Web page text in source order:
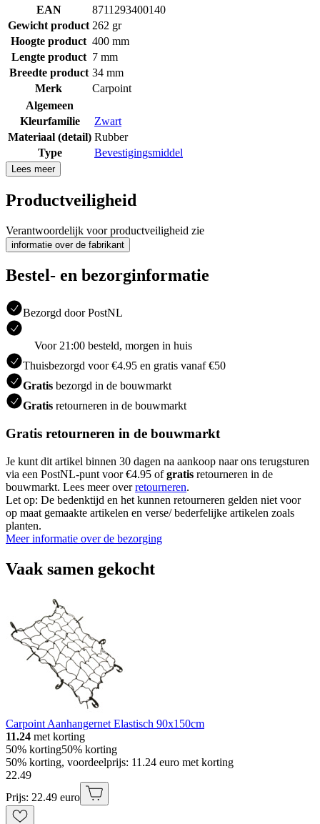
EAN
8711293400140
Gewicht product 262 gr
Hoogte product 400 mm
Lengte product 7 mm
Breedte product 34 mm
Merk
Carpoint
Algemeen
Kleurfamilie
Zwart
Materiaal (detail) Rubber
Type
Bevestigingsmiddel
Lees meer
Productveiligheid
Verantwoordelijk voor productveiligheid zie
informatie over de fabrikant
Bestel- en bezorginformatie
Bezorgd door PostNL
Voor 21:00 besteld, morgen in huis
Thuisbezorgd voor €4.95 en gratis vanaf €50
Gratis bezorgd in de bouwmarkt
Gratis retourneren in de bouwmarkt
Gratis retourneren in de bouwmarkt
Je kunt dit artikel binnen 30 dagen na aankoop naar ons terugsturen
via een PostNL-punt voor €4.95 ofgratis retourneren in de
bouwmarkt. Lees meer overretourneren.
Let op: De bedenktijd en het kunnen retourneren gelden niet voor
op maat gemaakte artikelen en verse/ bederfelijke artikelen zoals
planten.
Meer informatie over de bezorging
Vaak samen gekocht
Carpoint Aanhangernet Elastisch 90x150cm
11.24 met korting
50% korting50% korting
50% korting, voordeelprijs: 11.24 euro met korting
22.49
Prijs: 22.49 euro